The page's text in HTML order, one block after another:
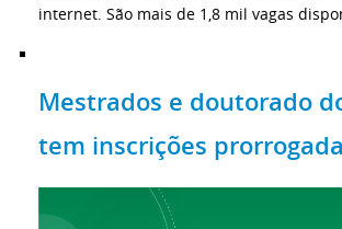
internet. São mais de 1,8 mil vagas
Mestrados e doutorado
tem inscrições